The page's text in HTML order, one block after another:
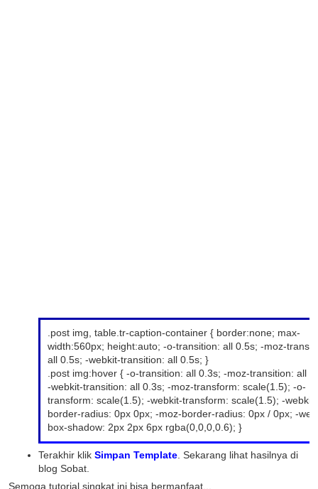
.post img, table.tr-caption-container { border:none; max-
width:560px; height:auto; -o-transition: all 0.5s; -moz-
all 0.5s; -webkit-transition: all 0.5s; }
.post img:hover { -o-transition: all 0.3s; -moz-transition: all
-webkit-transition: all 0.3s; -moz-transform: scale(1.5); -o-
transform: scale(1.5); -webkit-transform: scale(1.5); -webkit-
border-radius: 0px 0px; -moz-border-radius: 0px / 0px; -
box-shadow: 2px 2px 6px rgba(0,0,0,0.6); }
Terakhir klik Simpan Template . Sekarang lihat hasilnya di
blog Sobat.
Semoga tutorial singkat ini bisa bermanfaat...